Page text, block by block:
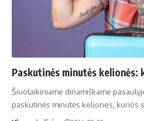
Paskutinės minutės kelionės:
Šiuolaikiniame dinamiškame
paskutinės minutės keliones, kurios